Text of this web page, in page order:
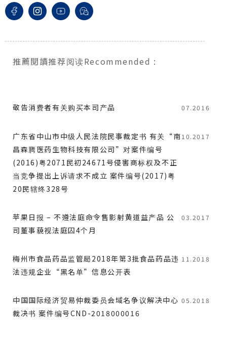
推薦閱讀推荐阅读Recommended :
敬告消费者有关购买本司产品 07.2016
广东省中山市中级人民法院民事裁定书 有关“南
昌森腾医药生物科技有限公司”对案件编号
(2016)粤2071民初24671号侵害商标权及不正
当竞争提出上诉请求不成立 案件编号(2017)粤
20民辖终328号
10.2017
苹果日报 – 不遵法庭命令售影射黄道益产品 公
司董事藐视法庭囚4个月
03.2017
梅州市食品药品监管局2018年第3批食品药品违
法违规企业“黑名单”信息公开表
11.2018
中国国际经济贸易仲裁委员会域名争议解决中心
裁决书 案件编号CND-2018000016
05.2018